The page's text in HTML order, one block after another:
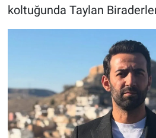
koltuğunda Taylan